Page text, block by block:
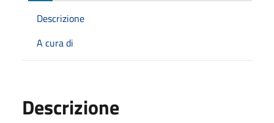
Descrizione
A cura di
Descrizione